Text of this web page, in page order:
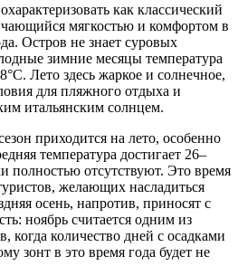
как классический
мягкостью и комфортом в
Остров не знает суровых
зимние месяцы температура
Лето здесь жаркое и солнечное,
для пляжного отдыха и
итальянским солнцем.
приходится на лето, особенно
температура достигает 26–
полностью отсутствуют. Это время
желающих насладиться
осень, напротив, приносят с
ноябрь считается одним из
когда количество дней с осадками
зонт в это время года будет не